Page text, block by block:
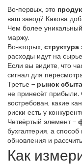
Во-первых, это
ваш завод? Какова
Чем более
маржу.
Во‑вторых, структура
расходы идут на
Если вы видите, что
сигнал для
Третье – рынок сбыта
не принесёт прибыли.
востребован, какие
риски есть у
Четвёртый элемент –
бухгалтерия, а
обновления и
Как